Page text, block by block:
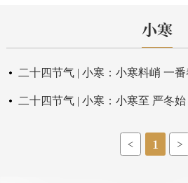
小寒
二十四节气 | 小寒：小寒至 严冬始
< 1 >